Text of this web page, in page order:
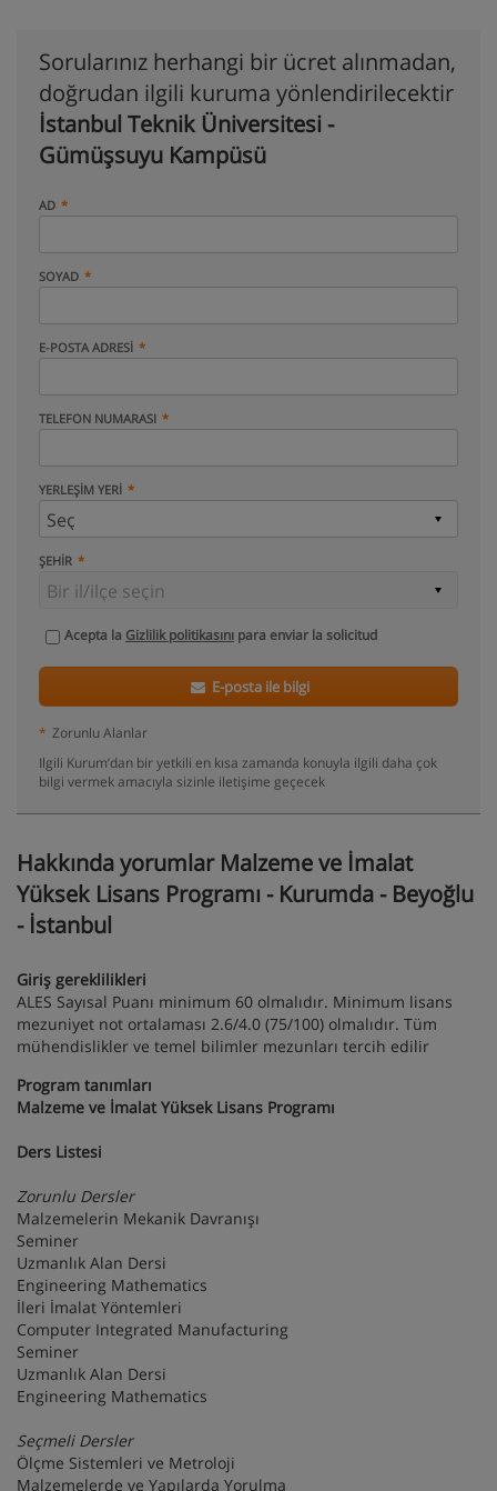
Sorularınız herhangi bir ücret alınmadan,
doğrudan ilgili kuruma yönlendirilecektir
İstanbul Teknik Üniversitesi -
Gümüşsuyu Kampüsü
AD
SOYAD
E-POSTA ADRESI
TELEFON NUMARASI
YERLEŞIM YERI
ŞEHIR
Acepta la Gizlilik politikasını para enviar la solicitud
E-posta ile bilgi
* Zorunlu Alanlar
Ilgili Kurum’dan bir yetkili en kısa zamanda konuyla ilgili daha çok
bilgi vermek amacıyla sizinle iletişime geçecek
Hakkında yorumlar Malzeme ve İmalat
Yüksek Lisans Programı - Kurumda - Beyoğlu
- İstanbul
Giriş gereklilikleri
ALES Sayısal Puanı minimum 60 olmalıdır. Minimum lisans
mezuniyet not ortalaması 2.6/4.0 (75/100) olmalıdır. Tüm
mühendislikler ve temel bilimler mezunları tercih edilir
Program tanımları
Malzeme ve İmalat Yüksek Lisans Programı
Ders Listesi
Zorunlu Dersler
Malzemelerin Mekanik Davranışı
Seminer
Uzmanlık Alan Dersi
Engineering Mathematics
İleri İmalat Yöntemleri
Computer Integrated Manufacturing
Seminer
Uzmanlık Alan Dersi
Engineering Mathematics
Seçmeli Dersler
Ölçme Sistemleri ve Metroloji
Malzemelerde ve Yapılarda Yorulma